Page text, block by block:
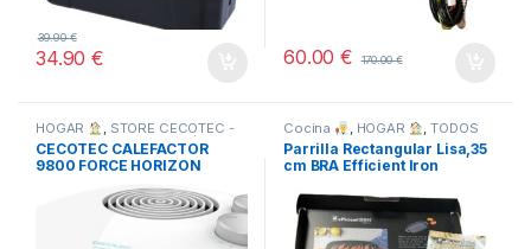
34.90€
39.90€
60.00€ 170.00€
HOGAR , STORE CECOTEC -
DISTRIBUIDOR OFICIAL
,
TODOS
CECOTEC CALEFACTOR
9800 FORCE HORIZON
Cocina , HOGAR ,TODOS
Parrilla Rectangular Lisa,35
cm BRA Efficient Iron